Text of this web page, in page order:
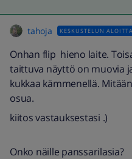
tahoja KESKUSTELUN
Onhan flip hieno laite.
taittuva näyttö on muovia
kukkaa kämmenellä.
osua.
kiitos vastauksestasi .)
Onko näille panssarilasia?